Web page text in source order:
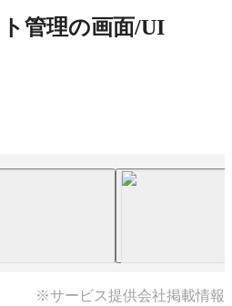
管理の画面/UI
※サービス提供会社掲載情報